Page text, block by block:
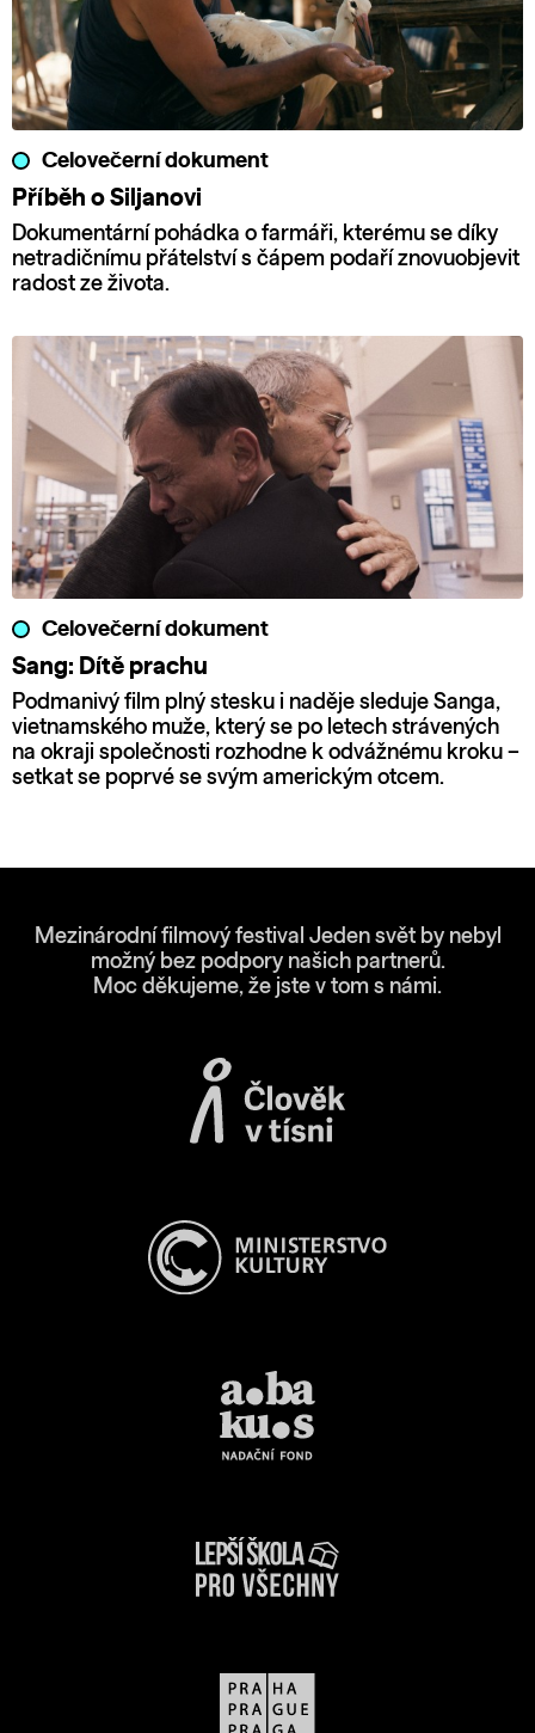
Celovečerní dokument
Příběh o Siljanovi
Dokumentární pohádka o farmáři, kterému se díky
netradičnímu přátelství s čápem podaří znovuobjevit
radost ze života.
Celovečerní dokument
Sang: Dítě prachu
Podmanivý film plný stesku i naděje sleduje Sanga,
vietnamského muže, který se po letech strávených
na okraji společnosti rozhodne k odvážnému kroku –
setkat se poprvé se svým americkým otcem.
Mezinárodní filmový festival Jeden svět by nebyl
možný bez podpory našich partnerů.
Moc děkujeme, že jste v tom s námi.